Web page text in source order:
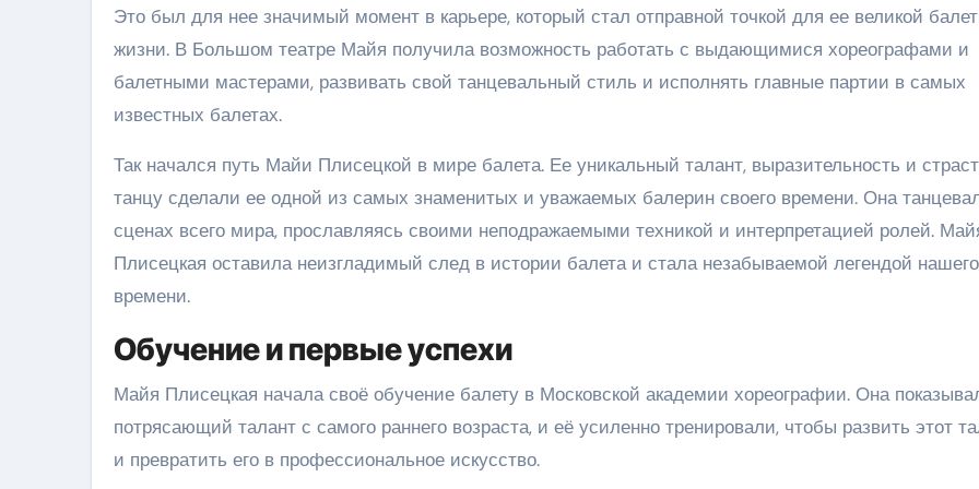
Это был для нее значимый момент в карьере, который стал отправной точкой для ее великой
жизни. В Большом театре Майя получила возможность работать с выдающимися хореографами и
балетными мастерами, развивать свой танцевальный стиль и исполнять главные партии в самых
известных балетах.
Так начался путь Майи Плисецкой в мире балета. Ее уникальный талант, выразительность и
танцу сделали ее одной из самых знаменитых и уважаемых балерин своего времени. Она
сценах всего мира, прославляясь своими неподражаемыми техникой и интерпретацией ролей.
Плисецкая оставила неизгладимый след в истории балета и стала незабываемой легендой нашего
времени.
Обучение и первые успехи
Майя Плисецкая начала своё обучение балету в Московской академии хореографии. Она
потрясающий талант с самого раннего возраста, и её усиленно тренировали, чтобы развить этот
и превратить его в профессиональное искусство.